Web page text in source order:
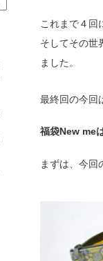
これまで４回
そしてその世
ました。
最終回の今回
福袋New me
まずは、今回